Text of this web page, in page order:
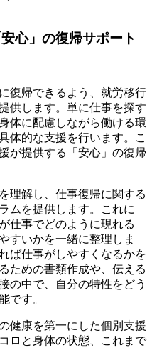
心」の復帰サポート
復帰できるよう、就労移行
供します。単に仕事を探す
体に配慮しながら働ける環
体的な支援を行います。こ
が提供する「安心」の復帰
理解し、仕事復帰に関する
ムを提供します。これに
仕事でどのように現れる
すいかを一緒に整理しま
ば仕事がしやすくなるかを
ための書類作成や、伝える
の中で、自分の特性をどう
です。
健康を第一にした個別支援
ロと身体の状態、これまで